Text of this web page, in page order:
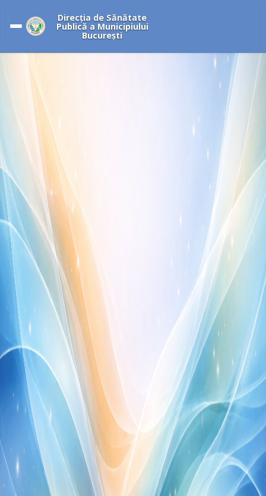
Direcția de Sănătate
Publică a Municipiului
București